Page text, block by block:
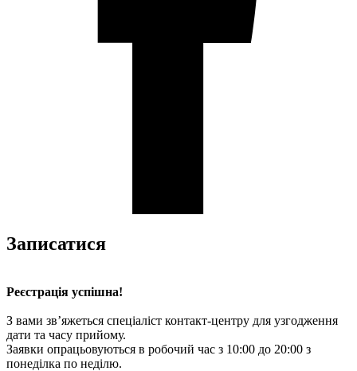
Записатися
Реєстрація успішна!
З вами зв’яжеться спеціаліст контакт-центру для узгодження
дати та часу прийому.
Заявки опрацьовуються в робочий час з 10:00 до 20:00 з
понеділка по неділю.